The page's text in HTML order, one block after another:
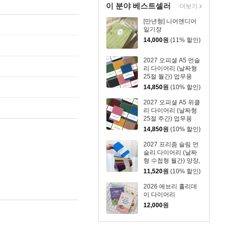
이 분야 베스트셀러
[만년형] 니어앤디어
일기장
14,000원 (11% 할인)
2027 오피셜 A5 먼슬
리 다이어리 (날짜형
25절 월간) 업무용
14,850원 (10% 할인)
2027 오피셜 A5 위클
리 다이어리 (날짜형
25절 주간) 업무용
14,850원 (10% 할인)
2027 프리즘 슬림 먼
슬리 다이어리 (날짜
형 수첩형 월간) 양장,
밴드
11,520원 (10% 할인)
2026 에브리 홀리데
이 다이어리
12,000원
더보기